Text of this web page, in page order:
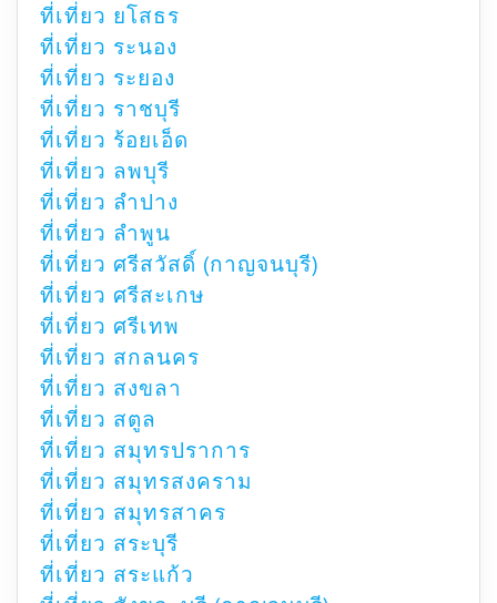
ที่เที่ยว ยโสธร
ที่เที่ยว ระนอง
ที่เที่ยว ระยอง
ที่เที่ยว ราชบุรี
ที่เที่ยว ร้อยเอ็ด
ที่เที่ยว ลพบุรี
ที่เที่ยว ลำปาง
ที่เที่ยว ลำพูน
ที่เที่ยว ศรีสวัสดิ์ (กาญจนบุรี)
ที่เที่ยว ศรีสะเกษ
ที่เที่ยว ศรีเทพ
ที่เที่ยว สกลนคร
ที่เที่ยว สงขลา
ที่เที่ยว สตูล
ที่เที่ยว สมุทรปราการ
ที่เที่ยว สมุทรสงคราม
ที่เที่ยว สมุทรสาคร
ที่เที่ยว สระบุรี
ที่เที่ยว สระแก้ว